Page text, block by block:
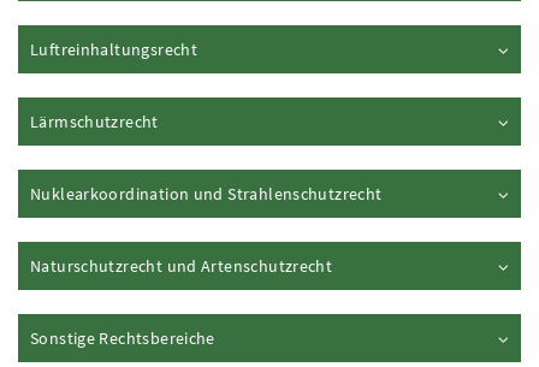
LuftreinhaltungsrechtInhalt aufklappen
LärmschutzrechtInhalt aufklappen
Nuklearkoordination und StrahlenschutzrechtInhalt aufklappen
Naturschutzrecht und ArtenschutzrechtInhalt aufklappen
Sonstige RechtsbereicheInhalt aufklappen